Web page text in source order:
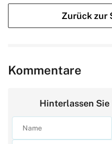
Zurück zur
Kommentare
Hinterlassen